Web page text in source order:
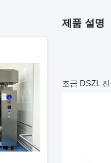
제품 설명
조금 DSZL